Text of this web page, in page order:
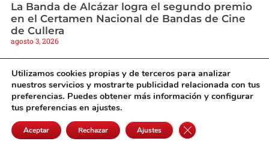
La Banda de Alcázar logra el segundo premio
en el Certamen Nacional de Bandas de Cine
de Cullera
agosto 3, 2026
Utilizamos cookies propias y de terceros para analizar
nuestros servicios y mostrarte publicidad relacionada con tus
preferencias. Puedes obtener más información y configurar
tus preferencias en ajustes.
Aceptar Rechazar Ajustes Cerrar el banner de